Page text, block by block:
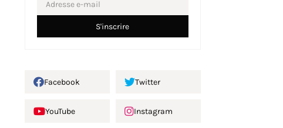
Facebook Twitter
YouTube Instagram